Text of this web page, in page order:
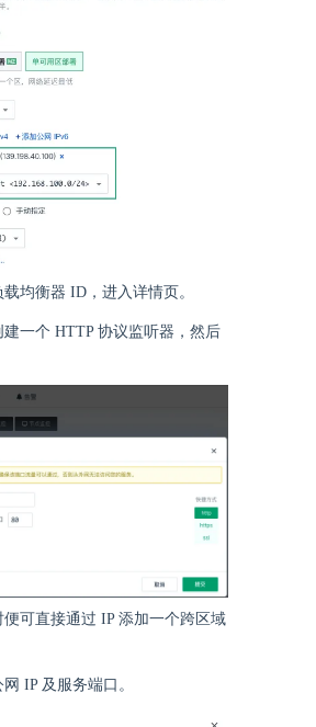
均衡器 ID，进入详情页。
建一个 HTTP 协议监听器，然后
便可直接通过 IP 添加一个跨区域
IP 及服务端口。